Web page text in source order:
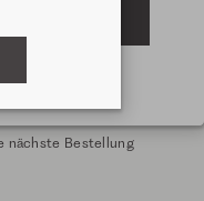
nächste Bestellung